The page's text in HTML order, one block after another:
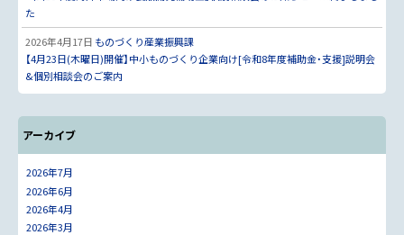
た
2026年4月17日 ものづくり産業振興課
【4月23日(木曜日)開催】中小ものづくり企業向け[令和8年度補助金・支援]説明会
&個別相談会のご案内
アーカイブ
2026年7月
2026年6月
2026年4月
2026年3月